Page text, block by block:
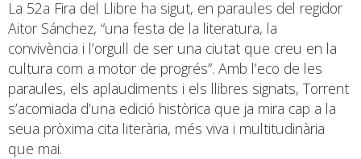
La 52a Fira del Llibre ha sigut, en paraules del regidor
Aitor Sánchez, “una festa de la literatura, la
convivència i l’orgull de ser una ciutat que creu en la
cultura com a motor de progrés”. Amb l’eco de les
paraules, els aplaudiments i els llibres signats, Torrent
s’acomiada d’una edició històrica que ja mira cap a la
seua pròxima cita literària, més viva i multitudinària
que mai.